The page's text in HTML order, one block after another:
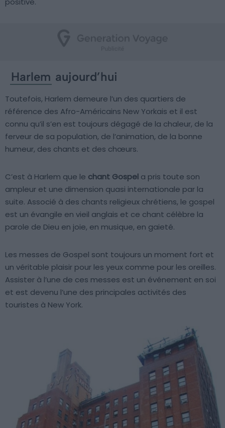
Harlem aujourd’hui
Toutefois, Harlem demeure l’un des quartiers de
référence des Afro-Américains New Yorkais et il est
connu qu’il s’en est toujours dégagé de la chaleur, de la
ferveur de sa population, de l’animation, de la bonne
humeur, des chants et des chœurs.
C’est à Harlem que le chant Gospel a pris toute son
ampleur et une dimension quasi internationale par la
suite. Associé à des chants religieux chrétiens, le gospel
est un évangile en vieil anglais et ce chant célèbre la
parole de Dieu en joie, en musique, en gaieté.
Les messes de Gospel sont toujours un moment fort et
un véritable plaisir pour les yeux comme pour les oreilles.
Assister à l’une de ces messes est un événement en soi
et est devenu l’une des principales activités des
touristes à New York.